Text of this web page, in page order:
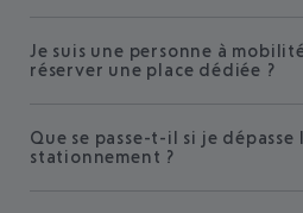
Je suis une personne à
réserver une place dédiée ?
Que se passe-t-il si je dépasse
stationnement ?